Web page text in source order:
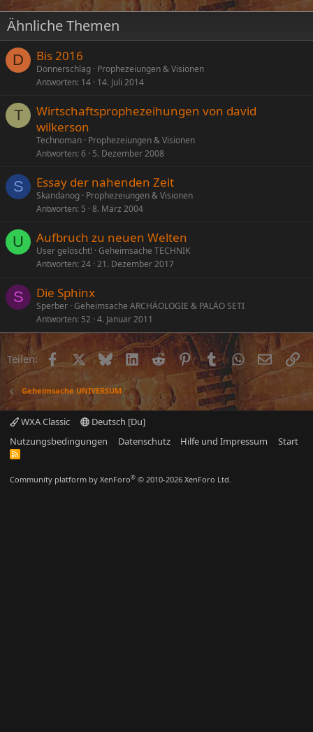
Ähnliche Themen
D Bis 2016
Donnerschlag Prophezeiungen & Visionen
Antworten 14 14. Juli 2014
T
Wirtschaftsprophezeihungen von david
wilkerson
Technoman Prophezeiungen & Visionen
Antworten 6 5. Dezember 2008
S Essay der nahenden Zeit
Skandanog Prophezeiungen & Visionen
Antworten 5 8. März 2004
U Aufbruch zu neuen Welten
User gelöscht!
Geheimsache TECHNIK
Antworten 24 21. Dezember 2017
S Die Sphinx
Sperber Geheimsache ARCHÄOLOGIE & PALÄO SETI
Antworten 52 4. Januar 2011
Teilen: FacebookX (Twitter)
BlueskyLinkedInRedditPinterest
Tumblr WhatsApp
E-Mail
Geheimsache UNIVERSUM
WXA Classic
Deutsch [Du]
Nutzungsbedingungen
Datenschutz Hilfe und Impressum Start
R
Community platform by XenForo® © 2010-2026 XenForo Ltd.